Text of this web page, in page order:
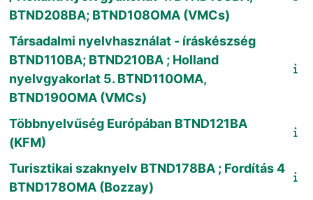
BTND208BA; BTND108OMA (VMCs)
Társadalmi nyelvhasználat - íráskészség
BTND110BA; BTND210BA ; Holland
nyelvgyakorlat 5. BTND110OMA,
BTND190OMA (VMCs)
Többnyelvűség Európában BTND121BA
(KFM)
Turisztikai szaknyelv BTND178BA ; Fordítás 4
BTND178OMA (Bozzay)